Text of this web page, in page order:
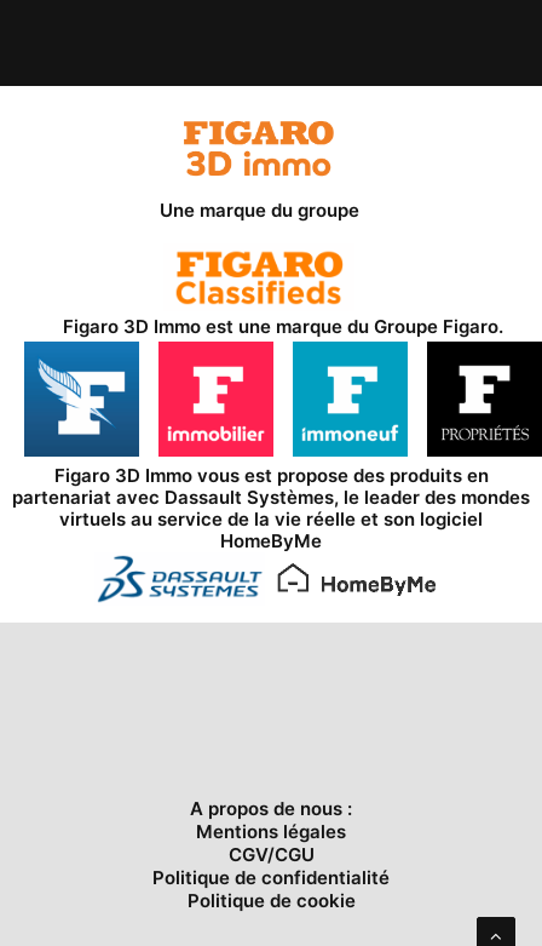
Une marque du groupe
Figaro 3D Immo est une marque du Groupe Figaro.
Figaro 3D Immo vous est propose des produits en
partenariat avec Dassault Systèmes, le leader des mondes
virtuels au service de la vie réelle et son logiciel
HomeByMe
A propos de nous :
Mentions légales
CGV/CGU
Politique de confidentialité
Politique de cookie